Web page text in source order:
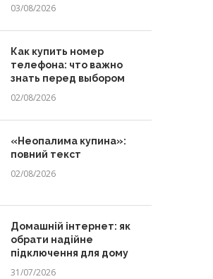
03/08/2026
Как купить номер
телефона: что важно
знать перед выбором
02/08/2026
«Неопалима купина»:
повний текст
02/08/2026
Домашній інтернет: як
обрати надійне
підключення для дому
31/07/2026